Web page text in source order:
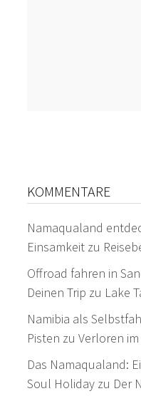
KOMMENTARE
Namaqualand
Einsamkeit zu
Offroad fahren in
Deinen Trip zu Lake
Namibia als
Pisten zuVerloren
Das Namaqualand:
Soul Holiday zu Der